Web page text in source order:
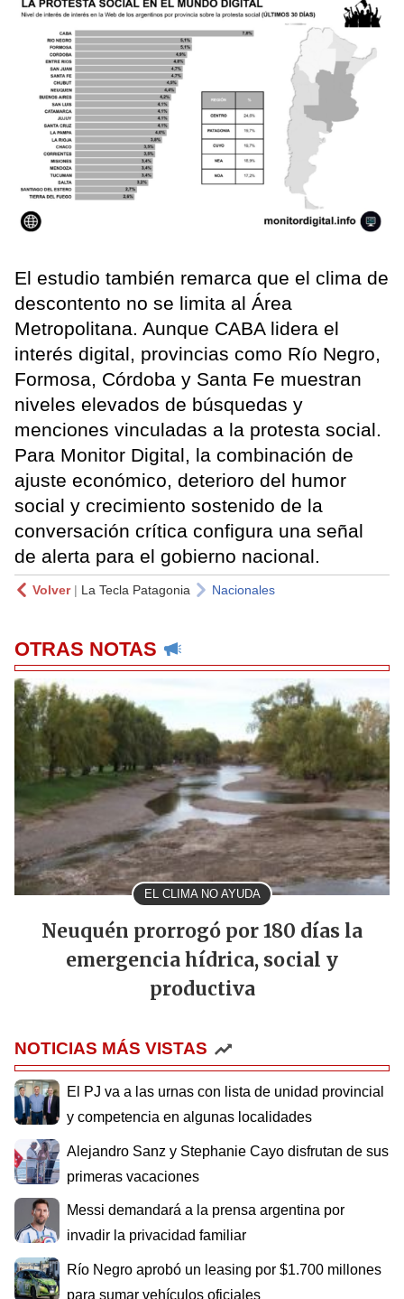
El estudio también remarca que el clima de
descontento no se limita al Área
Metropolitana. Aunque CABA lidera el
interés digital, provincias como Río Negro,
Formosa, Córdoba y Santa Fe muestran
niveles elevados de búsquedas y
menciones vinculadas a la protesta social.
Para Monitor Digital, la combinación de
ajuste económico, deterioro del humor
social y crecimiento sostenido de la
conversación crítica configura una señal
de alerta para el gobierno nacional.
Volver| La Tecla Patagonia Nacionales
OTRAS NOTAS
EL CLIMA NO AYUDA
Neuquén prorrogó por 180 días la
emergencia hídrica, social y
productiva
NOTICIAS MÁS VISTAS
El PJ va a las urnas con lista de unidad provincial
y competencia en algunas localidades
Alejandro Sanz y Stephanie Cayo disfrutan de sus
primeras vacaciones
Messi demandará a la prensa argentina por
invadir la privacidad familiar
Río Negro aprobó un leasing por $1.700 millones
para sumar vehículos oficiales